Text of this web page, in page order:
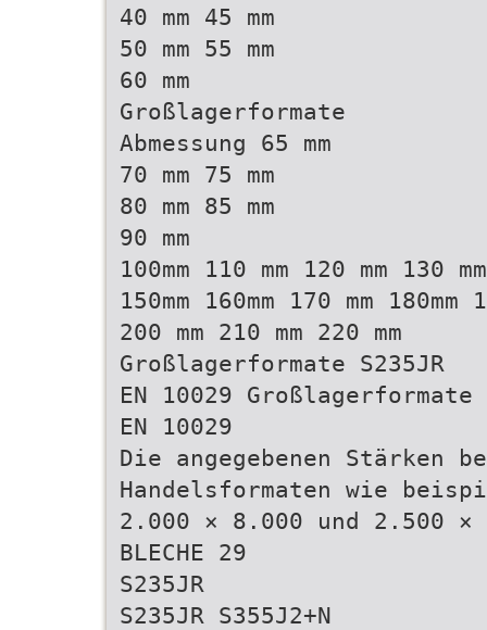
40 mm 45 mm
50 mm 55 mm
60 mm
Großlagerformate
Abmessung 65 mm
70 mm 75 mm
80 mm 85 mm
90 mm
100mm 110 mm 120 mm 130
150mm 160mm 170 mm 180mm
200 mm 210 mm 220 mm
Großlagerformate S235JR
EN 10029 Großlagerformate
EN 10029
Die angegebenen Stärken
Handelsformaten wie
2.000 × 8.000 und 2.500 ×
BLECHE 29
S235JR
S235JR S355J2+N